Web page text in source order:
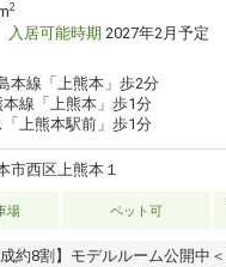
2
入居可能時期 2027年2月予定
本線「上熊本」歩2分
線「上熊本」歩1分
上熊本駅前」歩1分
市西区上熊本１
場 ペット可
成約8割】モデルルーム公開中